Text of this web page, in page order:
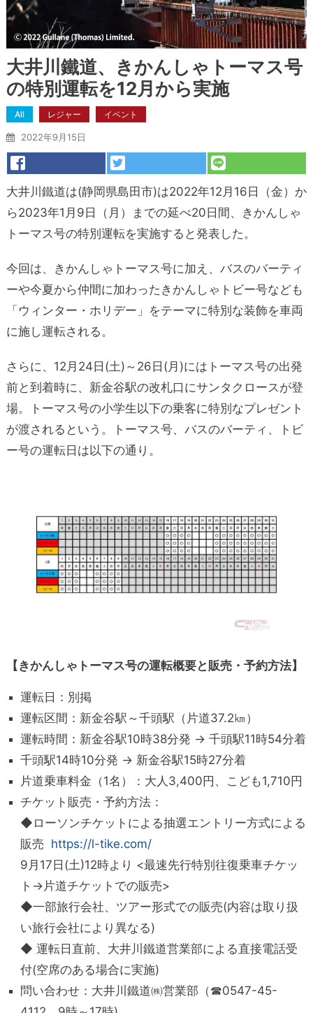
大井川鐵道、きかんしゃトーマス号
の特別運転を12月から実施
All レジャー イベント
2022年9月15日
大井川鐵道は(静岡県島田市)は2022年12月16日（金）か
ら2023年1月9日（月）までの延べ20日間、きかんしゃ
トーマス号の特別運転を実施すると発表した。
今回は、きかんしゃトーマス号に加え、バスのバーティ
ーや今夏から仲間に加わったきかんしゃトビー号なども
「ウィンター・ホリデー」をテーマに特別な装飾を車両
に施し運転される。
さらに、12月24日(土)～26日(月)にはトーマス号の出発
前と到着時に、新金谷駅の改札口にサンタクロースが登
場。トーマス号の小学生以下の乗客に特別なプレゼント
が渡されるという。トーマス号、バスのバーティ、トビ
ー号の運転日は以下の通り。
【きかんしゃトーマス号の運転概要と販売・予約方法】
運転日：別掲
運転区間：新金谷駅～千頭駅（片道37.2㎞）
運転時間：新金谷駅10時38分発 → 千頭駅11時54分着
千頭駅14時10分発 → 新金谷駅15時27分着
片道乗車料金（1名）：大人3,400円、こども1,710円
チケット販売・予約方法：
◆ローソンチケットによる抽選エントリー方式による
販売 https://l-tike.com/
9月17日(土)12時より <最速先行特別往復乗車チケッ
ト→片道チケットでの販売>
◆一部旅行会社、ツアー形式での販売(内容は取り扱
い旅行会社により異なる)
◆ 運転日直前、大井川鐵道営業部による直接電話受
付(空席のある場合に実施)
問い合わせ：大井川鐵道㈱営業部（☎0547-45-